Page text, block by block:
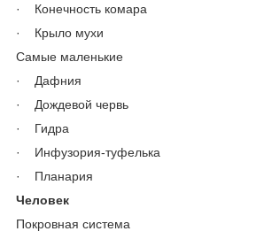
· Конечность комара
· Крыло мухи
Самые маленькие
· Дафния
· Дождевой червь
· Гидра
· Инфузория-туфелька
· Планария
Человек
Покровная система